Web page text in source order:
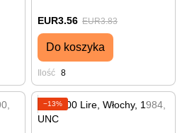
EUR3.56 EUR3.83
Do koszyka
Ilość 8
−13%